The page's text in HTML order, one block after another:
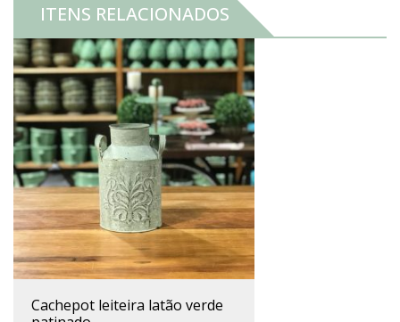
ITENS RELACIONADOS
cachepot leiteira latão verde